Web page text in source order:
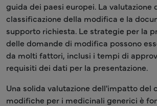
guida dei paesi europei. La valutazione
classificazione della modifica e la
supporto richiesta. Le strategie per la
delle domande di modifica possono
da molti fattori, inclusi i tempi di
requisiti dei dati per la presentazione.
Una solida valutazione dell'impatto del
modifiche per i medicinali generici è